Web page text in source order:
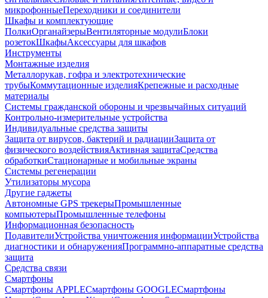
микрофонныеПереходники и соединители
Шкафы и комплектующие
ПолкиОрганайзерыВентиляторные модулиБлоки
розетокШкафыАксессуары для шкафов
Инструменты
Монтажные изделия
Металлорукав, гофра и электротехнические
трубыКоммутационные изделияКрепежные и расходные
материалы
Системы гражданской обороны и чрезвычайных ситуаций
Контрольно-измерительные устройства
Индивидуальные средства защиты
Защита от вирусов, бактерий и радиацииЗащита от
физического воздействияАктивная защитаСредства
обработкиСтационарные и мобильные экраны
Системы регенерации
Утилизаторы мусора
Другие гаджеты
Автономные GPS трекерыПромышленные
компьютерыПромышленные телефоны
Информационная безопасность
ПодавителиУстройства уничтожения информацииУстройства
диагностики и обнаруженияПрограммно-аппаратные средства
защита
Средства связи
Смартфоны
Смартфоны APPLEСмартфоны GOOGLEСмартфоны